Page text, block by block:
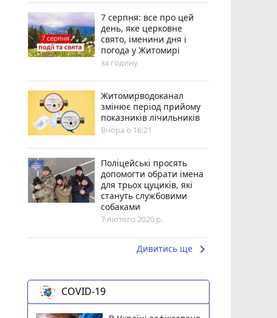
7 серпня: все про цей
день, яке церковне
свято, іменини дня і
погода у Житомирі
за годину
Житомирводоканал
змінює період прийому
показників лічильників
Вчора о 16:21
Поліцейські просять
допомогти обрати імена
для трьох цуциків, які
стануть службовими
собаками
7 лютого 2020 р.
Дивитись ще keyboard_arrow_right
COVID-19